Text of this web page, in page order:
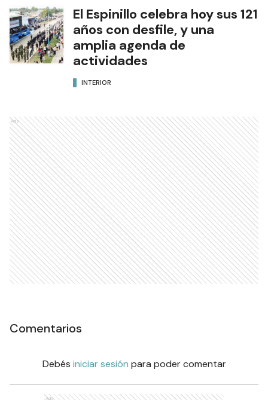
El Espinillo celebra hoy sus 121
años con desfile, y una
amplia agenda de
actividades
INTERIOR
Ads
Comentarios
Debés iniciar sesión para poder comentar
Ads